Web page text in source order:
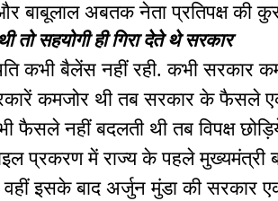
अबतक नेता प्रतिपक्ष की
तो सहयोगी ही गिरा देते थे सरकार
कभी बैलेंस नहीं रही. कभी सरकार
कमजोर थी तब सरकार के फैसले
फैसले नहीं बदलती थी तब विपक्ष
प्रकरण में राज्य के पहले मुख्यमंत्री
वहीं इसके बाद अर्जुन मुंडा की